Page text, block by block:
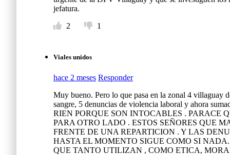
jefatura.
2
1
Viales unidos
hace 2 meses Responder
Muy bueno. Pero lo que pasa en la zonal 4 villaguay
sangre, 5 denuncias de violencia laboral y ahora
RIEN PORQUE SON INTOCABLES . PARACE
PARA OTRO LADO . ESTOS SEÑORES QUE
FRENTE DE UNA REPARTICION . Y LAS
HASTA EL MOMENTO SIGUE COMO SI
QUE TANTO UTILIZAN , COMO ETICA,